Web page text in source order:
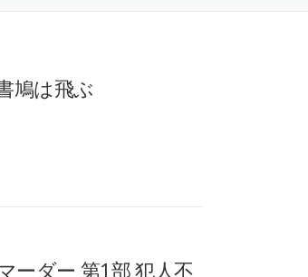
鳩は飛ぶ
ーダー 第1部 犯人不